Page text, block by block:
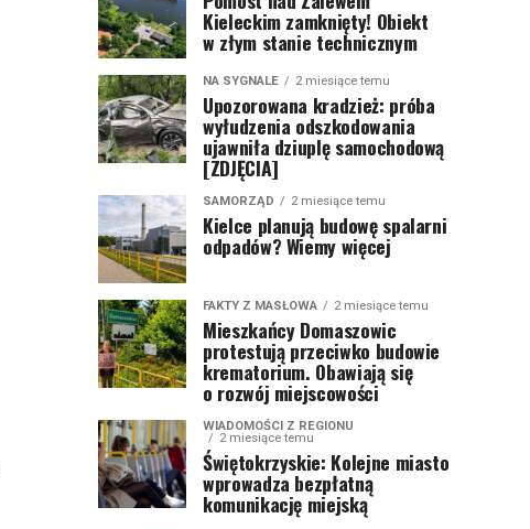
Kieleckim zamknięty! Obiekt
w złym stanie technicznym
NA SYGNALE 2 miesiące temu
Upozorowana kradzież: próba
wyłudzenia odszkodowania
ujawniła dziuplę samochodową
[ZDJĘCIA]
SAMORZĄD 2 miesiące temu
Kielce planują budowę spalarni
odpadów? Wiemy więcej
FAKTY Z MASŁOWA 2 miesiące temu
Mieszkańcy Domaszowic
protestują przeciwko budowie
krematorium. Obawiają się
o rozwój miejscowości
WIADOMOŚCI Z REGIONU
2 miesiące temu
Świętokrzyskie: Kolejne miasto
wprowadza bezpłatną
komunikację miejską